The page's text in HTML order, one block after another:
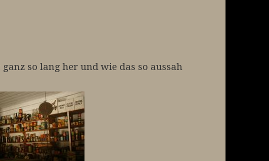
so lang her und wie das so aussah